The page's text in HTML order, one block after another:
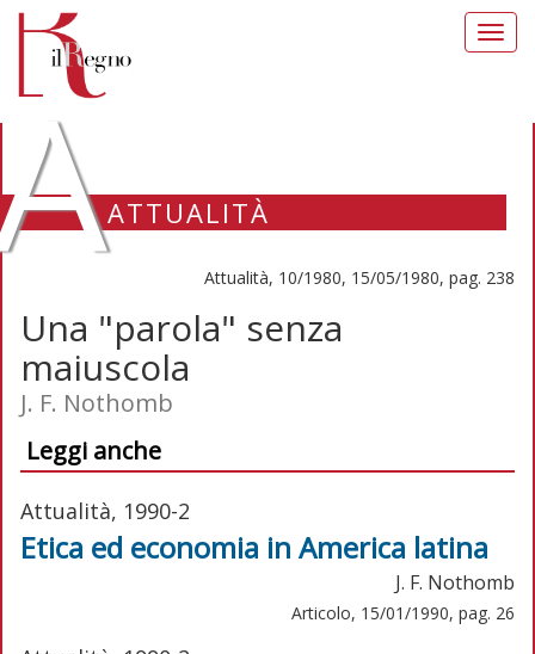
ATTUALITÀ
Attualità, 10/1980, 15/05/1980, pag. 238
Una "parola" senza
maiuscola
J. F. Nothomb
Leggi anche
Attualità, 1990-2
Etica ed economia in America latina
J. F. Nothomb
Articolo, 15/01/1990, pag. 26